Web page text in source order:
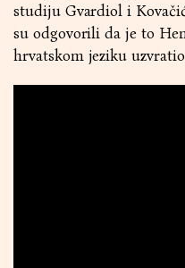
studiju Gvardiol i
su odgovorili da je to
hrvatskom jeziku